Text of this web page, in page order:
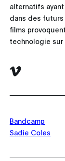
alternatifs
dans des
films
technologie
Bandcamp
Sadie Coles